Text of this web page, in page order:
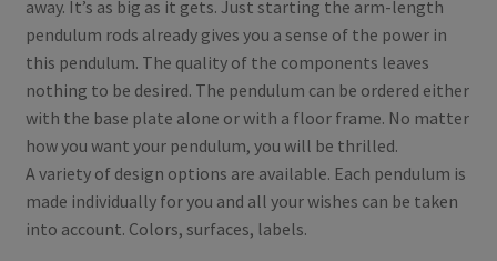
away. It’s as big as it gets. Just starting the arm-length
pendulum rods already gives you a sense of the power in
this pendulum. The quality of the components leaves
nothing to be desired. The pendulum can be ordered either
with the base plate alone or with a floor frame. No matter
how you want your pendulum, you will be thrilled.
A variety of design options are available. Each pendulum is
made individually for you and all your wishes can be taken
into account. Colors, surfaces, labels.